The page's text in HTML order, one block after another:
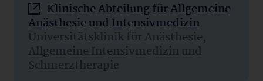
Klinische Abteilung für Allgemeine
Anästhesie und Intensivmedizin
Universitätsklinik für Anästhesie,
Allgemeine Intensivmedizin und
Schmerztherapie